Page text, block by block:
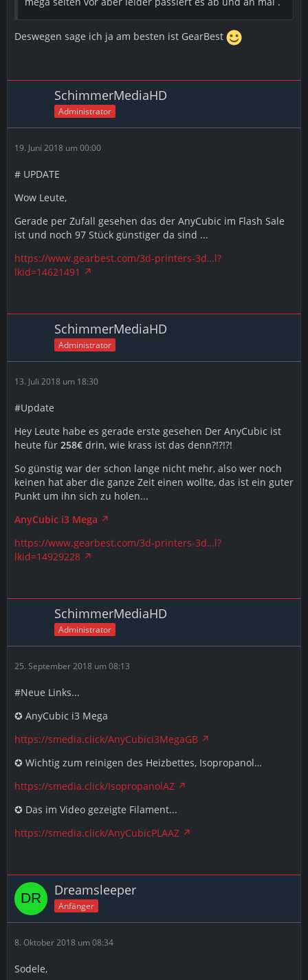
Deswegen sage ich ja am besten ist GearBest
SchimmerMediaHD
Administrator
19. Juni 2018 um 00:00
# UPDATE
Wow Leute,
Gerade per Zufall gesehen das der AnyCubic im Flash Sale
ist und noch 97 Stück günstiger da sind ...
https://www.gearbest.com/3d-printers-3d…l?
lkid=14621491
SchimmerMediaHD
Administrator
13. Juli 2018 um 18:30
#Update
Hey Leute habe es gerade erste gesehen Der AnyCubic ist
heute für 258€ drin, wie krass ist das denn?!?!?!
So günstig war der schon lange nicht mehr, also wer noch
keinen hat aber die ganze Zeit einen wollte, das ist ein guter
Punkt um ihn sich zu holen...
AnyCubic i3 Mega
https://www.gearbest.com/3d-printers-3d…l?
lkid=14929228
SchimmerMediaHD
Administrator
25. September 2018 um 08:13
#Neue Links...
✪ AnyCubic i3 Mega
https://smedia.click/AnyCubici3MegaGB
✪ Wichtig zum reinigen des Heizbettes, Isopropanol…
https://smedia.click/IsopropanolAZ
✪ Das im Video gezeigte Filament...
https://smedia.click/AnyCubicPLAAZ
Dreamsleeper
Anfänger
8. Oktober 2018 um 08:34
Sodele,